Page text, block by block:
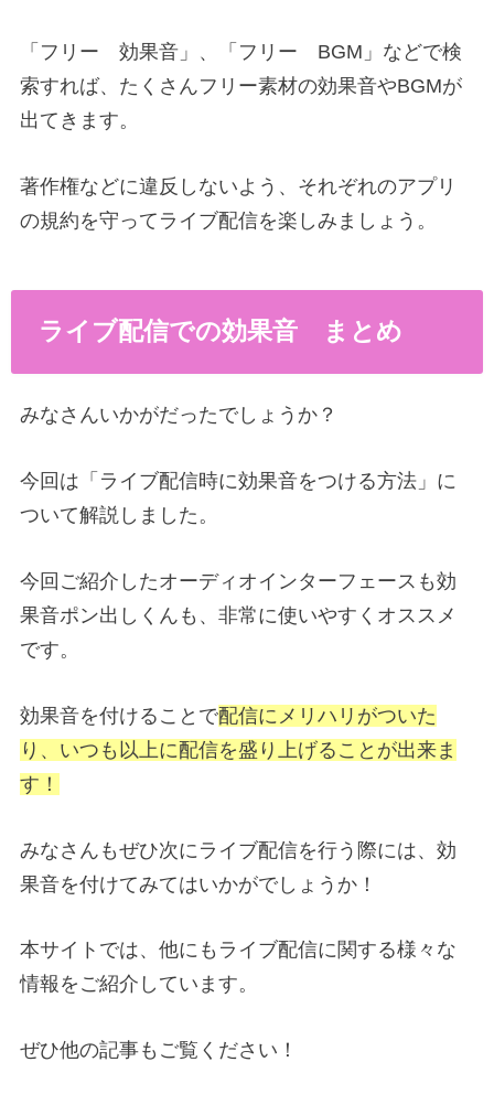
「フリー 効果音」、「フリー BGM」などで検
索すれば、たくさんフリー素材の効果音やBGMが
出てきます。
著作権などに違反しないよう、それぞれのアプリ
の規約を守ってライブ配信を楽しみましょう。
ライブ配信での効果音 まとめ
みなさんいかがだったでしょうか？
今回は「ライブ配信時に効果音をつける方法」に
ついて解説しました。
今回ご紹介したオーディオインターフェースも効
果音ポン出しくんも、非常に使いやすくオススメ
です。
効果音を付けることで配信にメリハリがついた
り、いつも以上に配信を盛り上げることが出来ま
す！
みなさんもぜひ次にライブ配信を行う際には、効
果音を付けてみてはいかがでしょうか！
本サイトでは、他にもライブ配信に関する様々な
情報をご紹介しています。
ぜひ他の記事もご覧ください！